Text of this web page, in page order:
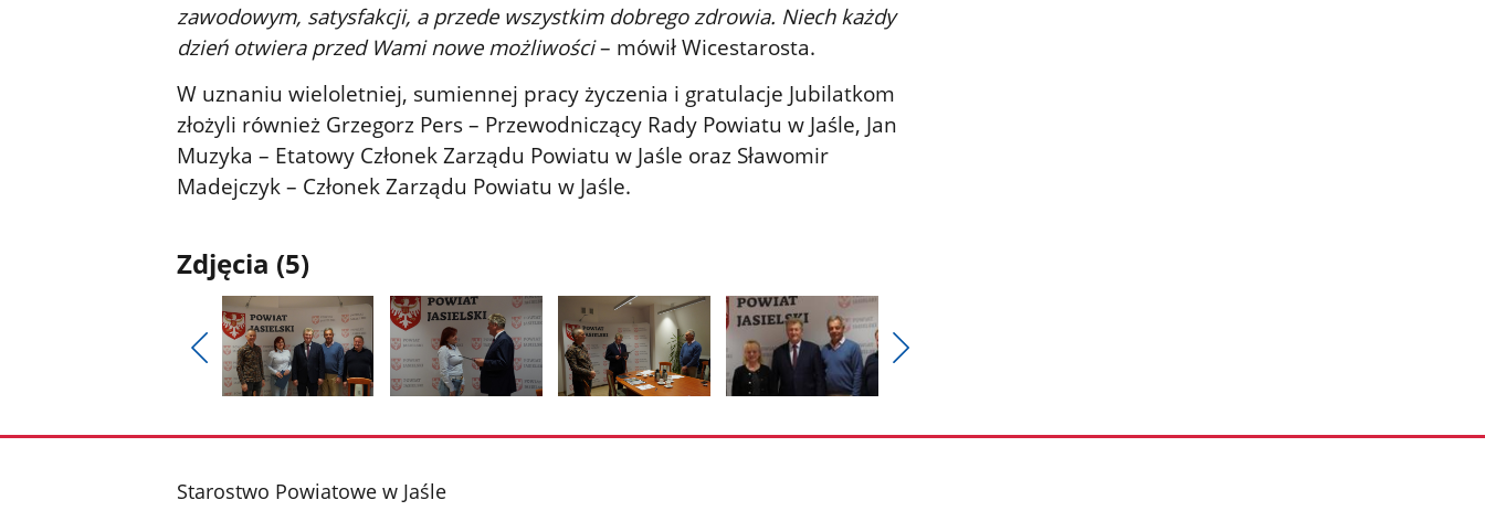
zawodowym, satysfakcji, a przede wszystkim dobrego zdrowia. Niech każdy
dzień otwiera przed Wami nowe możliwości– mówił Wicestarosta.
W uznaniu wieloletniej, sumiennej pracy życzenia i gratulacje Jubilatkom
złożyli również Grzegorz Pers – Przewodniczący Rady Powiatu w Jaśle, Jan
Muzyka – Etatowy Członek Zarządu Powiatu w Jaśle oraz Sławomir
Madejczyk – Członek Zarządu Powiatu w Jaśle.
Zdjęcia (5)
Pokaż
poprzednie
galerii.
galerii.
stopka
Starostwo Powiatowe w Jaśle